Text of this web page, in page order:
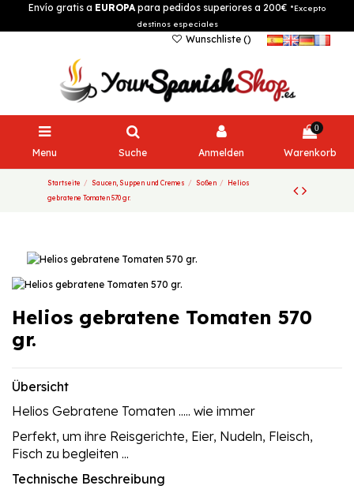
Envío gratis a EUROPApara pedidos superiores a 200€ *Excepto
destinos especiales
Wunschliste ()
Menu Suche Anmelden
0
Warenkorb
Startseite Saucen, Suppen und Cremes Soßen
Helios
gebratene Tomaten 570 gr.
Helios gebratene Tomaten 570
gr.
Übersicht
Helios Gebratene Tomaten ..... wie immer
Perfekt, um ihre Reisgerichte, Eier, Nudeln, Fleisch,
Fisch zu begleiten ...
Technische Beschreibung